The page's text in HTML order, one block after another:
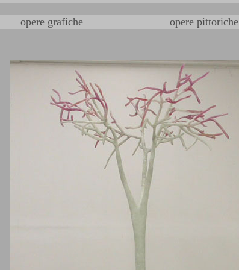
opere grafiche opere pittoriche